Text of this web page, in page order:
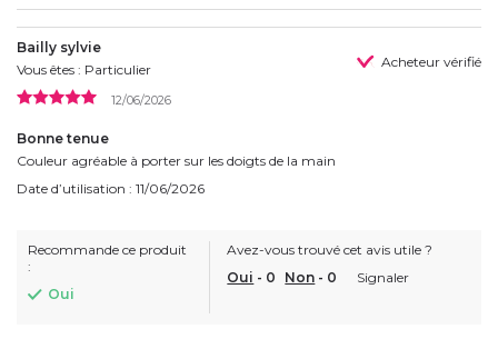
Bailly sylvie
Vous êtes : Particulier
Acheteur vérifié
12/06/2026
Bonne tenue
Couleur agréable à porter sur les doigts de la main
Date d’utilisation : 11/06/2026
Recommande ce produit
:
Oui
Avez-vous trouvé cet avis utile ?
Oui - 0 Non - 0 Signaler